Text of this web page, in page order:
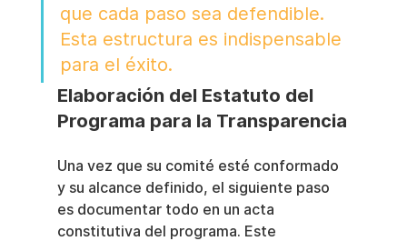
que cada paso sea defendible.
Esta estructura es indispensable
para el éxito.
Elaboración del Estatuto del
Programa para la Transparencia
Una vez que su comité esté conformado
y su alcance definido, el siguiente paso
es documentar todo en un acta
constitutiva del programa. Este